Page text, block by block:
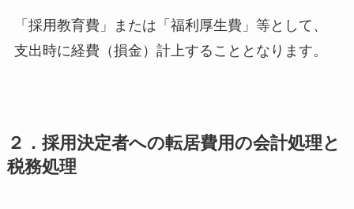
「採用教育費」または「福利厚生費」等として、
支出時に経費（損金）計上することとなります。
２．採用決定者への転居費用の会計処理と
税務処理